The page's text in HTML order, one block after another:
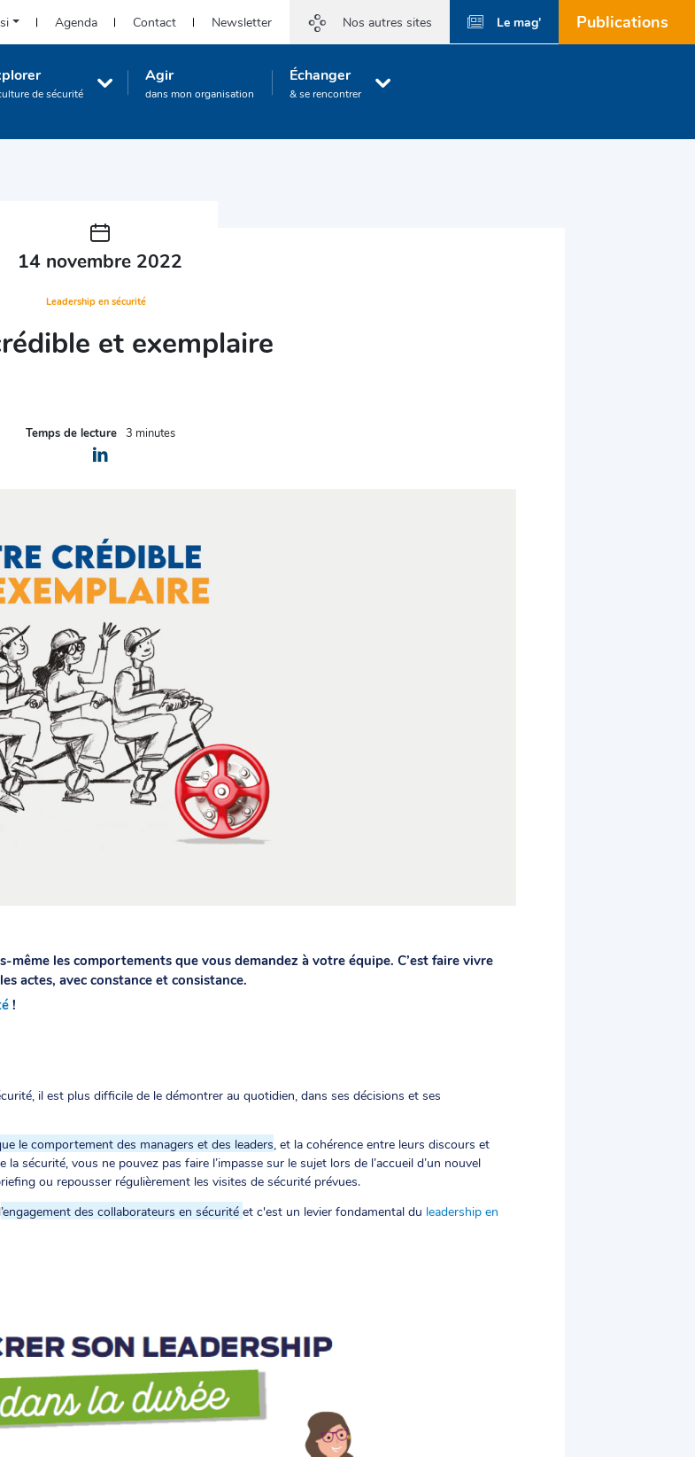
Agenda Contact Newsletter Nos autres sites Le mag' Publications
de sécurité
Agir
dans mon organisation
Échanger
& se rencontrer
14 novembre 2022
Leadership en sécurité
et exemplaire
Temps de lecture 3 minutes
même les comportements que vous demandez à votre équipe. C’est faire vivre
actes, avec constance et consistance.
!
il est plus difficile de le démontrer au quotidien, dans ses décisions et ses
le comportement des managers et des leaders , et la cohérence entre leurs discours et
sécurité, vous ne pouvez pas faire l’impasse sur le sujet lors de l’accueil d’un nouvel
ou repousser régulièrement les visites de sécurité prévues.
’engagement des collaborateurs en sécurité et c'est un levier fondamental du leadership en